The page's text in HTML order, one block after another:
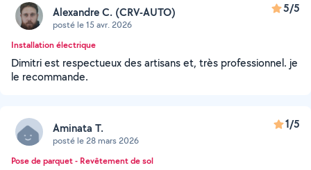
Alexandre C. (CRV-AUTO)
posté le 15 avr. 2026
5/5
Installation électrique
Dimitri est respectueux des artisans et, très professionnel. je
le recommande.
Aminata T.
posté le 28 mars 2026
1/5
Pose de parquet - Revêtement de sol